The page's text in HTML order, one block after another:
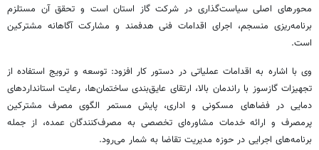
محورهای اصلی سیاست‌گذاری در شرکت گاز استان است و تحقق آن مستلزم
برنامه‌ریزی منسجم، اجرای اقدامات فنی هدفمند و مشارکت آگاهانه مشترکین
است.
وی با اشاره به اقدامات عملیاتی در دستور کار افزود: توسعه و ترویج استفاده از
تجهیزات گازسوز با راندمان بالا، ارتقای عایق‌بندی ساختمان‌ها، رعایت استانداردهای
دمایی در فضاهای مسکونی و اداری، پایش مستمر الگوی مصرف مشترکین
پرمصرف و ارائه خدمات مشاوره‌ای تخصصی به مصرف‌کنندگان عمده، از جمله
برنامه‌های اجرایی در حوزه مدیریت تقاضا به شمار می‌رود.